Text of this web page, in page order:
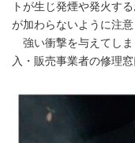
トが生じ発煙や発火す
が加わらないように注意
強い衝撃を与えてしま
入・販売事業者の修理